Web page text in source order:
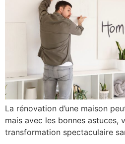
La rénovation d’une maison
mais avec les bonnes astuces,
transformation spectaculaire